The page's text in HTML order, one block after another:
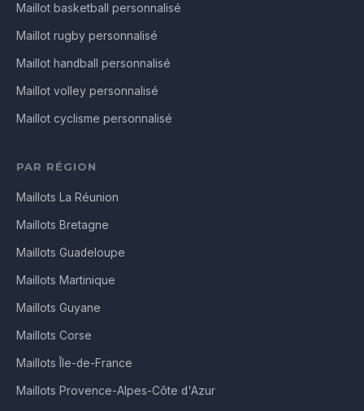
Maillot basketball personnalisé
Maillot rugby personnalisé
Maillot handball personnalisé
Maillot volley personnalisé
Maillot cyclisme personnalisé
PAR RÉGION
Maillots La Réunion
Maillots Bretagne
Maillots Guadeloupe
Maillots Martinique
Maillots Guyane
Maillots Corse
Maillots Île-de-France
Maillots Provence-Alpes-Côte d'Azur